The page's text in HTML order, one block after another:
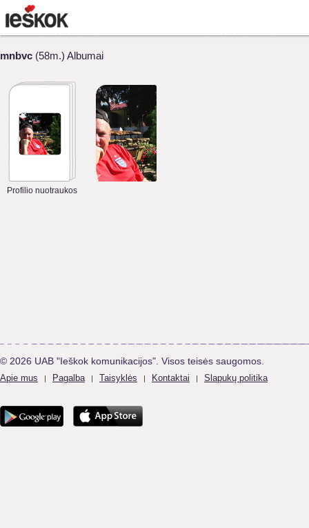
mnbvc (58m.) Albumai
Profilio nuotraukos
© 2026 UAB "Ieškok komunikacijos". Visos teisės saugomos.
Apie mus | Pagalba | Taisyklės | Kontaktai | Slapukų politika